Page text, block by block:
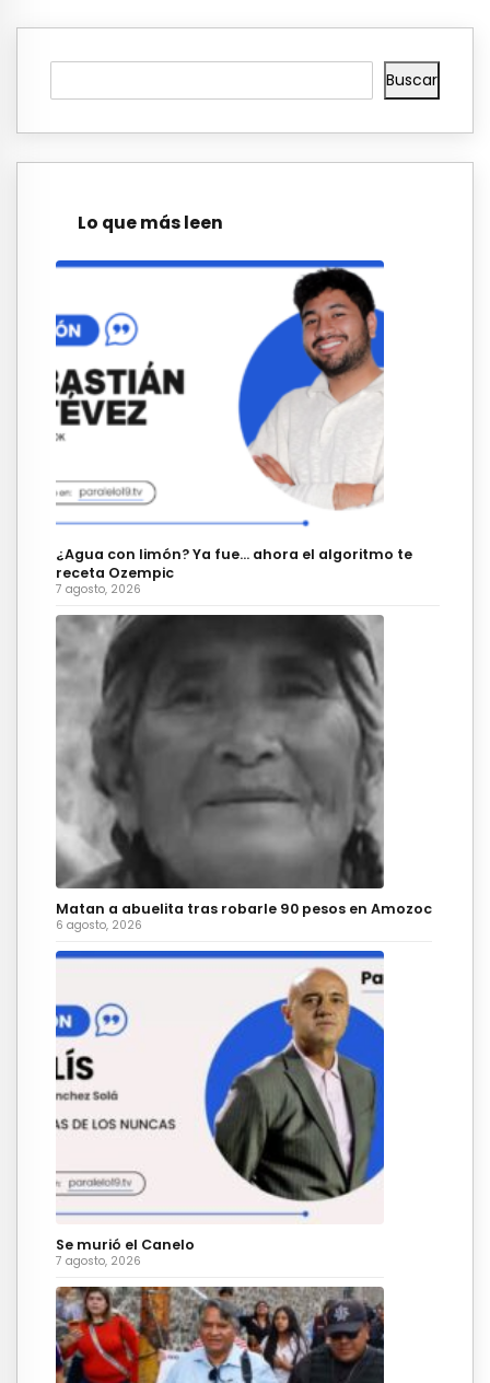
Buscar
Lo que más leen
¿Agua con limón? Ya fue… ahora el algoritmo te
receta Ozempic
7 agosto, 2026
Matan a abuelita tras robarle 90 pesos en Amozoc
6 agosto, 2026
Se murió el Canelo
7 agosto, 2026